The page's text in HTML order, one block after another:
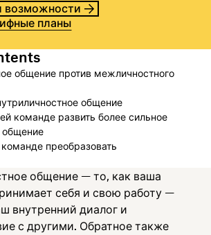
возможности
планы
общение против межличностного
общение
команде развить более сильное
общение
преобразовать
общение — то, как ваша
себя и свою работу —
внутренний диалог и
с другими. Обратное также